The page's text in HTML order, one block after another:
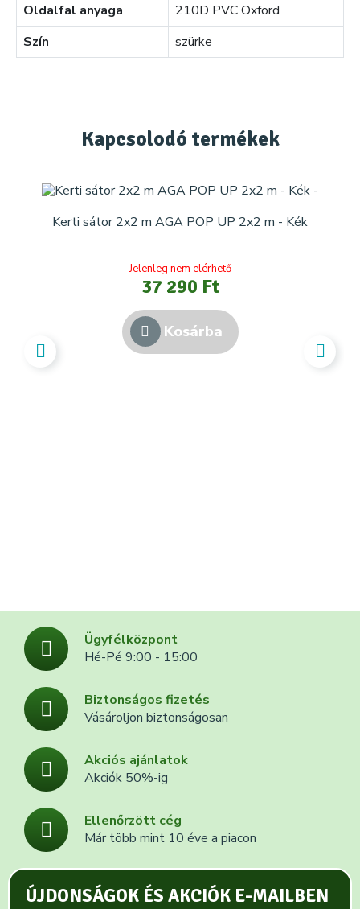
Oldalfal anyaga
210D PVC Oxford
Szín
szürke
Kapcsolodó termékek
Kerti sátor 2x2 m AGA POP UP 2x2 m - Kék
Jelenleg nem elérhető
37 290 Ft
Kosárba
Ügyfélközpont
Hé-Pé 9:00 - 15:00
Biztonságos fizetés
Vásároljon biztonságosan
Akciós ajánlatok
Akciók 50%-ig
Ellenőrzött cég
Már több mint 10 éve a piacon
ÚJDONSÁGOK ÉS AKCIÓK E-MAILBEN